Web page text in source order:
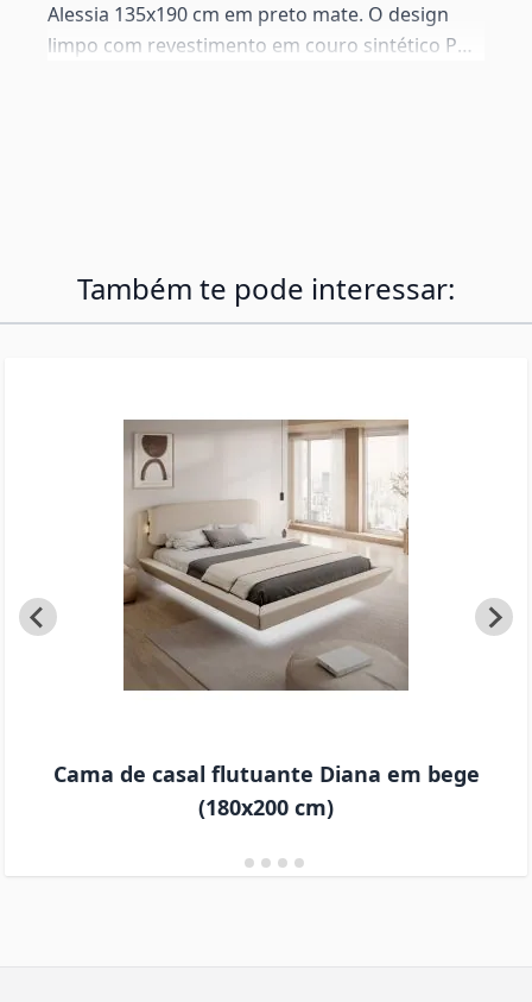
Alessia 135x190 cm em preto mate. O design
limpo com revestimento em couro sintético PU
Também te pode interessar:
Cama de casal flutuante Diana em bege
(180x200 cm)